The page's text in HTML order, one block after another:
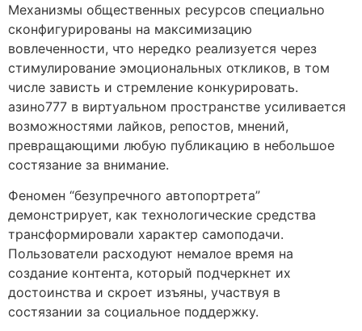
Механизмы общественных ресурсов специально
сконфигурированы на максимизацию
вовлеченности, что нередко реализуется через
стимулирование эмоциональных откликов, в том
числе зависть и стремление конкурировать.
азино777 в виртуальном пространстве усиливается
возможностями лайков, репостов, мнений,
превращающими любую публикацию в небольшое
состязание за внимание.
Феномен “безупречного автопортрета”
демонстрирует, как технологические средства
трансформировали характер самоподачи.
Пользователи расходуют немалое время на
создание контента, который подчеркнет их
достоинства и скроет изъяны, участвуя в
состязании за социальное поддержку.